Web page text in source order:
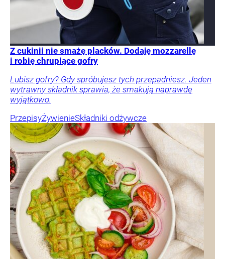
Z cukinii nie smażę placków. Dodaję mozzarellę
i robię chrupiące gofry
Lubisz gofry? Gdy spróbujesz tych przepadniesz. Jeden
wytrawny składnik sprawia, że smakują naprawdę
wyjątkowo.
PrzepisyŻywienieSkładniki odżywcze